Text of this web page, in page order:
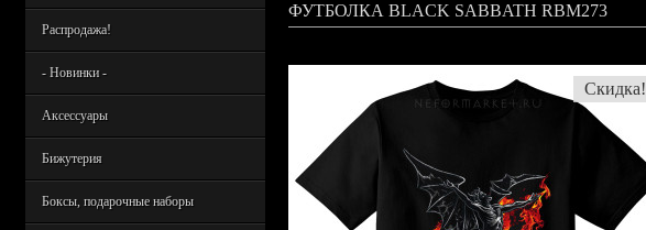
Распродажа!
- Новинки -
Аксессуары
Бижутерия
Боксы, подарочные наборы
ФУТБОЛКА BLACK SABBATH RBM273
Скидка!